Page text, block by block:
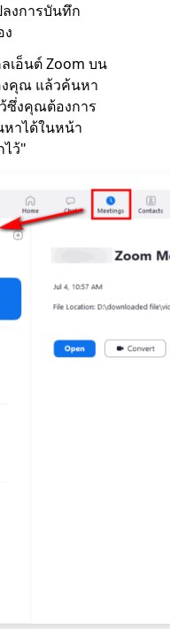
งการบันทึก
ง
เอ็นต์ Zoom บน
งคุณ แล้วค้นหา
ซึ่งคุณต้องการ
าได้ในหน้า
ว้"